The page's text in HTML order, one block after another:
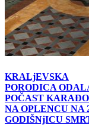
KRALjEVSKA
PORODICA
POČAST
NA OPLENCU NA
GODIŠNjICU